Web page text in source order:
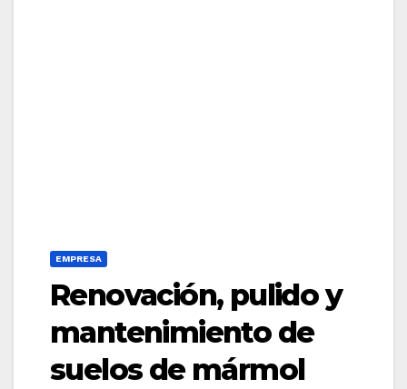
EMPRESA
Renovación, pulido y
mantenimiento de
suelos de mármol